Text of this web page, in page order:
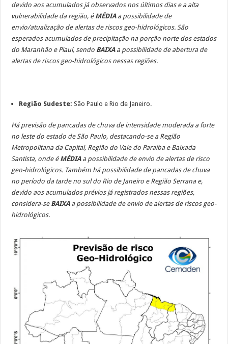
devido aos acumulados já observados nos últimos dias e a alta
vulnerabilidade da região, é MÉDIAa possibilidade de
envio/atualização de alertas de riscos geo-hidrológicos. São
esperados acumulados de precipitação na porção norte dos estados
do Maranhão e Piauí, sendo BAIXAa possibilidade de abertura de
alertas de riscos geo-hidrológicos nessas regiões.
Região Sudeste:São Paulo e Rio de Janeiro.
Há previsão de pancadas de chuva de intensidade moderada a forte
no leste do estado de São Paulo, destacando-se a Região
Metropolitana da Capital, Região do Vale do Paraíba e Baixada
Santista, onde é MÉDIA a possibilidade de envio de alertas de risco
geo-hidrológicos. Também há possibilidade de pancadas de chuva
no período da tarde no sul do Rio de Janeiro e Região Serrana e,
devido aos acumulados prévios já registrados nessas regiões,
considera-se BAIXAa possibilidade de envio de alertas de riscos geo-
hidrológicos.